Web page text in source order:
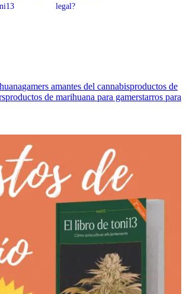
legal?
gamers amantes del cannabisproductos de
productos de marihuana para gamerstarros para